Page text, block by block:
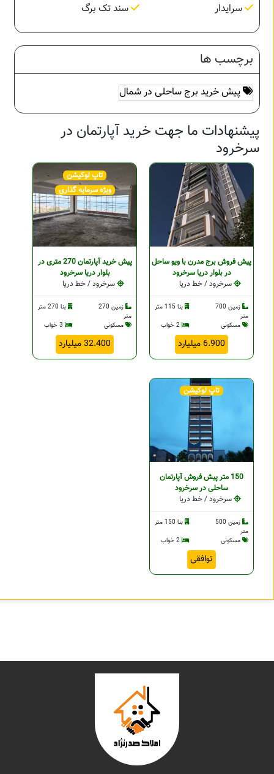
سرایدار
سند تک برگ
برچسب ها
پیش خرید برج ساحلی در شمال
پیشنهادات ما جهت خرید آپارتمان در
سرخرود
پیش فروش برج مدرن با ویو ساحل
در بلوار دریا سرخرود
سرخرود / خط دریا
زمین 700
متر
بنا 115 متر
مسکونی
2 خواب
6.900 میلیارد
تاپ لوکیشن
ویژه سرمایه گذاری
پیش خرید آپارتمان 270 متری در
بلوار دریا سرخرود
سرخرود / خط دریا
زمین 270
متر
بنا 270 متر
مسکونی
32.400 میلیارد
تاپ لوکیشن
150 متر پیش فروش آپارتمان
ساحلی در سرخرود
سرخرود / خط دریا
زمین 500
متر
بنا 150 متر
مسکونی
2 خواب
توافقی